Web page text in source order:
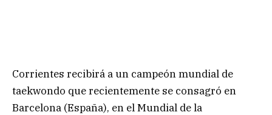
Corrientes recibirá a un campeón mundial de
taekwondo que recientemente se consagró en
Barcelona (España), en el Mundial de la